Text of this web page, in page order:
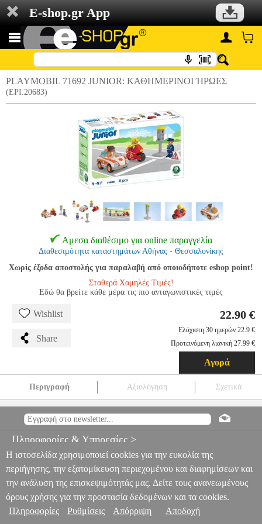
E-shop.gr App
PLAYMOBIL 71692 JUNIOR: ΚΑΘΗΜΕΡΙΝΟΙ ΉΡΩΕΣ
(EPI.20683)
Αμεσα διαθέσιμο για online παραγγελία
Διαθεσιμότητα καταστημάτων Αθήνας - Θεσσαλονίκης
Χωρίς έξοδα αποστολής για παραλαβή από οποιοδήποτε eshop point!
Σταθερά Χαμηλές Τιμές!
Εδώ θα βρείτε κάθε μέρα τις πιο ανταγωνιστικές τιμές
Wishlist
Share
22.90 €
Ελάχιστη 30 ημερών 22.9 €
Προτεινόμενη λιανική 27.99 €
Αγορά
Περιγραφή Αξιολόγηση Σχετικά
EPI.20683 EPI.20683 PLAYMOBIL
PLAYMOBIL
22.90
Πληροφορίες & Υπηρεσίες >
Η ιστοσελίδα χρησιμοποιεί cookies για την ευκολία της
περιήγησης, την εξατομίκευση περιεχομένου και διαφημίσεων και
την ανάλυση της επισκεψιμότητάς μας. Δείτε τους ανανεωμένους
όρους χρήσης για την προστασία δεδομένων και τα cookies.
Πληροφορίες
Ρυθμίσεις Απόρριψη Αποδοχή